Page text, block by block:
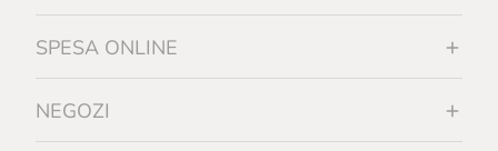
SPESA ONLINE
NEGOZI